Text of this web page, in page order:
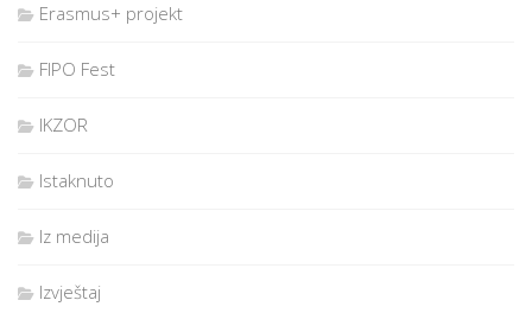
Erasmus+ projekt
FIPO Fest
IKZOR
Istaknuto
Iz medija
Izvještaj